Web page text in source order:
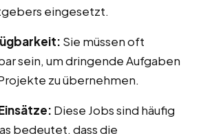
eingesetzt.
Sie müssen oft
sein, um dringende Aufgaben
zu übernehmen.
Diese Jobs sind häufig
bedeutet, dass die